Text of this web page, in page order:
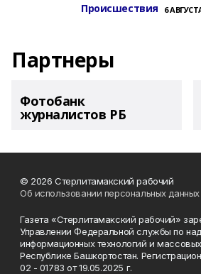
Происшествия 6
Партнеры
Фотобанк
журналистов РБ
© 2026 Стерлитамакский рабочий
Об использовании персональных данных
Газета «Стерлитамакский рабочий»
Управлении Федеральной службы по
информационных технологий и
Республике Башкортостан.
02 - 01783 от 19.05.2025 г.